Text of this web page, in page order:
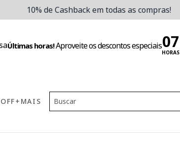
10% de Cashback em todas as compras!
Últimas horas!Aproveite os descontos especiais
HORAS
OFF+MAIS